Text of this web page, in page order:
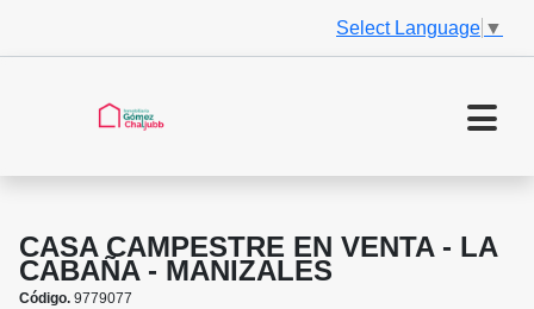
Select Language ▼
CASA CAMPESTRE EN VENTA - LA
CABAÑA - MANIZALES
Código. 9779077